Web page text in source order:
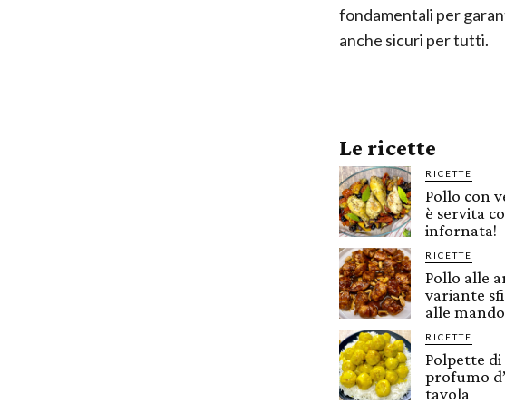
fondamentali per
anche sicuri per tutti.
Le ricette
RICETTE
Pollo con
è servita
infornata!
RICETTE
Pollo alle
variante
alle
RICETTE
Polpette
profumo
tavola